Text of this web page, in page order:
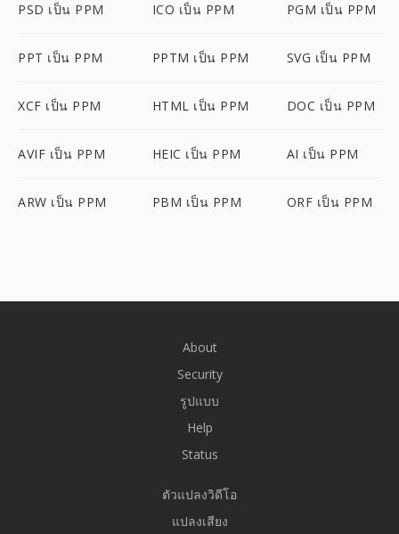
PSD เป็น PPM ICO เป็น PPM PGM เป็น PPM
PPT เป็น PPM PPTM เป็น PPM SVG เป็น PPM
XCF เป็น PPM HTML เป็น PPM DOC เป็น PPM
AVIF เป็น PPM HEIC เป็น PPM AI เป็น PPM
ARW เป็น PPM PBM เป็น PPM ORF เป็น PPM
About
Security
รูปแบบ
Help
Status
ตัวแปลงวิดีโอ
แปลงเสียง